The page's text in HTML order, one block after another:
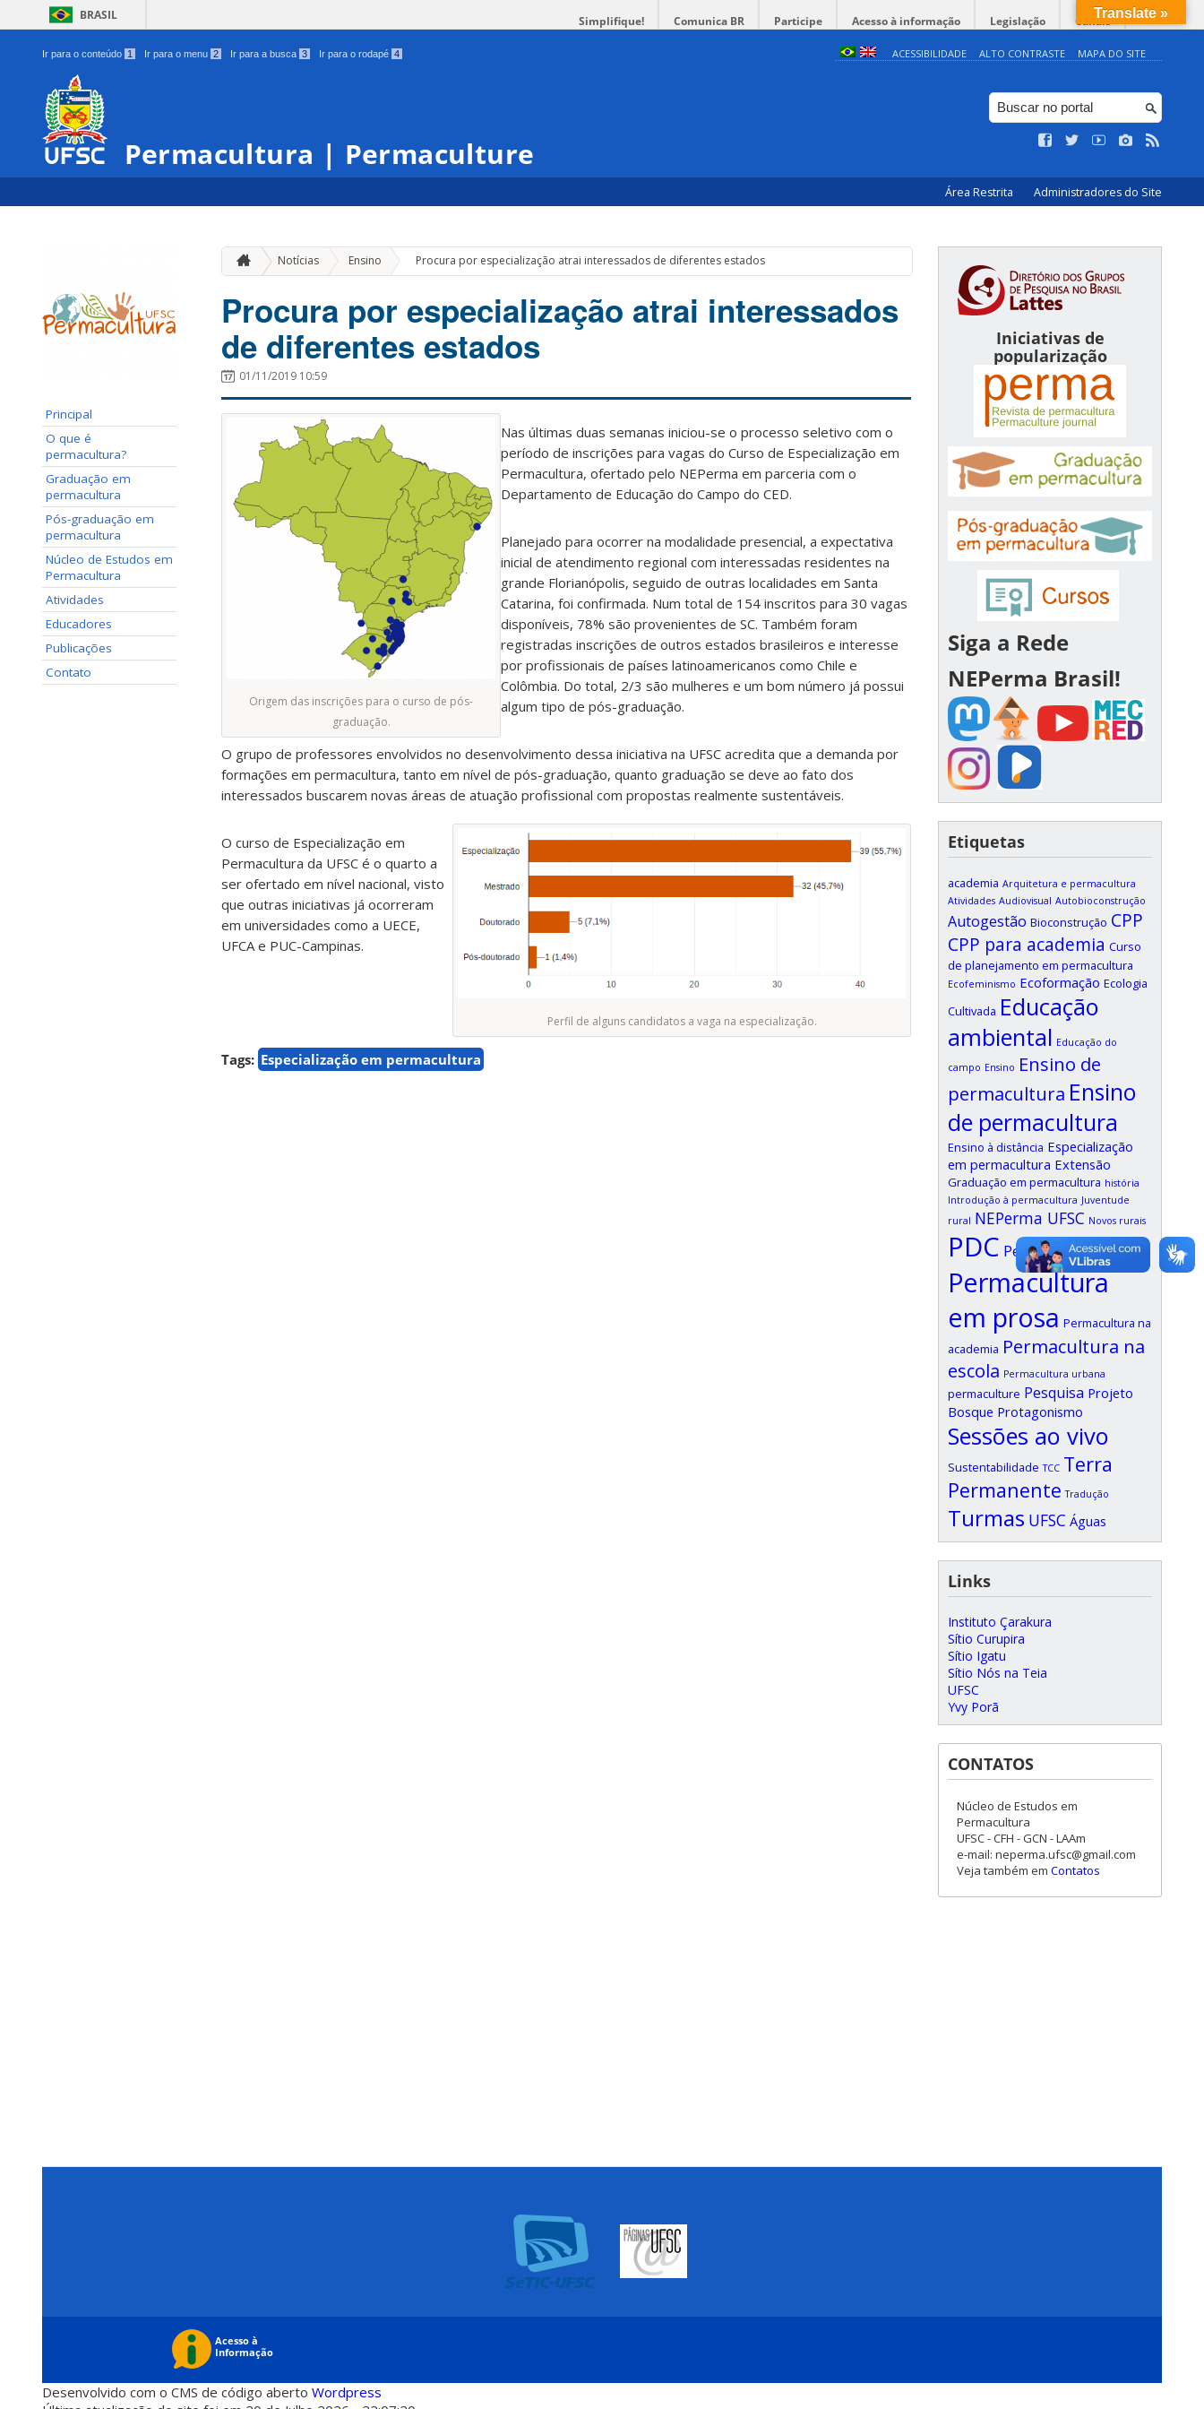
BRASIL Simplifique! Comunica BR Participe Acesso à informação Legislação Canais
Ir para o conteúdo 1 Ir para o menu 2 Ir para a busca 3 Ir para o rodapé 4 ACESSIBILIDADE ALTO CONTRASTE MAPA DO SITE
Permacultura | Permaculture
Área Restrita Administradores do Site
Principal
O que é
permacultura?
Graduação em
permacultura
Pós-graduação em
permacultura
Núcleo de Estudos em
Permacultura
Atividades
Educadores
Publicações
Contato
Notícias Ensino » Procura por especialização atrai interessados de diferentes estados
Procura por especialização atrai interessados
de diferentes estados
01/11/2019 10:59
Origem das inscrições para o curso de pós-
graduação.
Nas últimas duas semanas iniciou-se o processo seletivo com o
período de inscrições para vagas do Curso de Especialização em
Permacultura, ofertado pelo NEPerma em parceria com o
Departamento de Educação do Campo do CED.
Planejado para ocorrer na modalidade presencial, a expectativa
inicial de atendimento regional com interessadas residentes na
grande Florianópolis, seguido de outras localidades em Santa
Catarina, foi confirmada. Num total de 154 inscritos para 30 vagas
disponíveis, 78% são provenientes de SC. Também foram
registradas inscrições de outros estados brasileiros e interesse
por profissionais de países latinoamericanos como Chile e
Colômbia. Do total, 2/3 são mulheres e um bom número já possui
algum tipo de pós-graduação.
O grupo de professores envolvidos no desenvolvimento dessa iniciativa na UFSC acredita que a demanda por
formações em permacultura, tanto em nível de pós-graduação, quanto graduação se deve ao fato dos
interessados buscarem novas áreas de atuação profissional com propostas realmente sustentáveis.
Perfil de alguns candidatos a vaga na especialização.
O curso de Especialização em
Permacultura da UFSC é o quarto a
ser ofertado em nível nacional, visto
que outras iniciativas já ocorreram
em universidades como a UECE,
UFCA e PUC-Campinas.
Tags: Especialização em permacultura
Iniciativas de
popularização
Siga a Rede
NEPerma Brasil!
Etiquetas
academia Arquitetura e permacultura
Atividades Audiovisual Autobioconstrução
Autogestão Bioconstrução CPP
CPP para academia Curso
de planejamento em permacultura
Ecofeminismo Ecoformação Ecologia
Cultivada Educação
ambiental Educação do
campo Ensino Ensino de
permacultura Ensino
de permacultura
Ensino à distância Especialização
em permacultura Extensão
Graduação em permacultura história
Introdução à permacultura Juventude
rural NEPerma UFSC Novos rurais
PDC Permacultura
Permacultura
em prosa Permacultura na
academia Permacultura na
escola Permacultura urbana
permaculture Pesquisa Projeto
Bosque Protagonismo
Sessões ao vivo
Sustentabilidade TCC Terra
Permanente Tradução
Turmas UFSC Águas
Links
Instituto Çarakura
Sítio Curupira
Sítio Igatu
Sítio Nós na Teia
UFSC
Yvy Porã
CONTATOS
Núcleo de Estudos em
Permacultura
UFSC - CFH - GCN - LAAm
e-mail: neperma.ufsc@gmail.com
Veja também em Contatos
Desenvolvido com o CMS de código aberto Wordpress
Translate »